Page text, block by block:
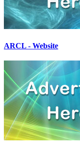
ARCL - Website